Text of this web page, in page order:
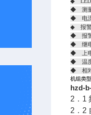
◆ 测量
◆ 电流
◆ 报警
◆ 报警
◆ 继电
◆ 上电
◆ 温度
◆ 相对
机组类
hzd-
2．1
2．2